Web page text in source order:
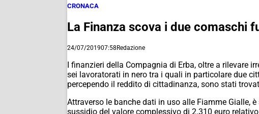
CRONACA
La Finanza scova i due comaschi
24/07/201907:58Redazione
I finanzieri della Compagnia di Erba, oltre a rilevare
sei lavoratorati in nero tra i quali in particolare due
percependo il reddito di cittadinanza, sono stati
Attraverso le banche dati in uso alle Fiamme Gialle,
sussidio del valore complessivo di 2.310 euro